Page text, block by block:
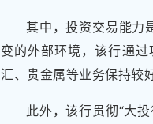
其中，投资交易能力
变的外部环境，该行通
汇、贵金属等业务保持较
此外，该行贯彻“大